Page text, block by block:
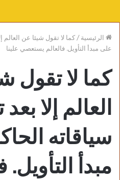
الرئيسية/كما لا تقول شيئا عن العالم
على مبدأ التأويل. فالعالم يستعصي علينا
كما لا تقول
العالم إلا
سياقاته
مبدأ التأويل.